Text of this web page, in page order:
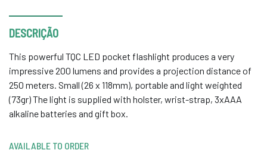
DESCRIÇÃO
This powerful TQC LED pocket flashlight produces a very
impressive 200 lumens and provides a projection distance of
250 meters. Small (26 x 118mm), portable and light weighted
(73gr) The light is supplied with holster, wrist-strap, 3xAAA
alkaline batteries and gift box.
AVAILABLE TO ORDER